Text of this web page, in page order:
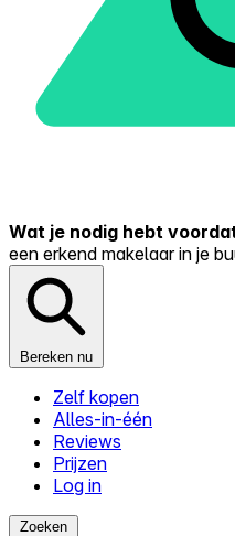
Wat je nodig hebt
een erkend makelaar in je
Bereken nu
Zelf kopen
Alles-in-één
Reviews
Prijzen
Log in
Zoeken